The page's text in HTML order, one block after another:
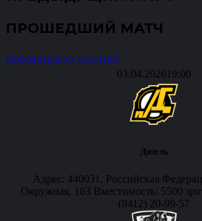
ПРОШЕДШИЙ МАТЧ
Просмотр всех событий
03.04.2026 19:00
Дизель
Адрес: 440031, Российская
Окружная, 163 Вместимость: 5500
(8412) 20-99-57